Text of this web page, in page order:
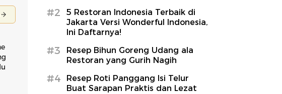
#2
5 Restoran Indonesia Terbaik di
Jakarta Versi Wonderful Indonesia,
Ini Daftarnya!
#3
Resep Bihun Goreng Udang ala
Restoran yang Gurih Nagih
#4
Resep Roti Panggang Isi Telur
Buat Sarapan Praktis dan Lezat